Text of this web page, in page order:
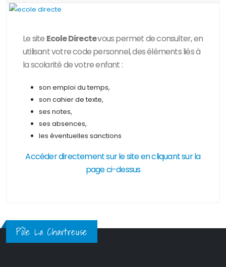
Le site Ecole Directevous permet de consulter, en
utilisant votre code personnel, deséléments liés à
la scolarité de votre enfant :
son emploi du temps,
son cahier de texte,
ses notes,
ses absences,
les éventuelles sanctions
Accéder directement sur le site en cliquant sur la
page ci-dessus
Pôle La Chartreuse